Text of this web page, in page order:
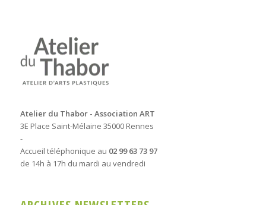
Atelier du Thabor - Association ART
3E Place Saint-Mélaine 35000 Rennes
-
Accueil téléphonique au 02 99 63 73 97
de 14h à 17h du mardi au vendredi